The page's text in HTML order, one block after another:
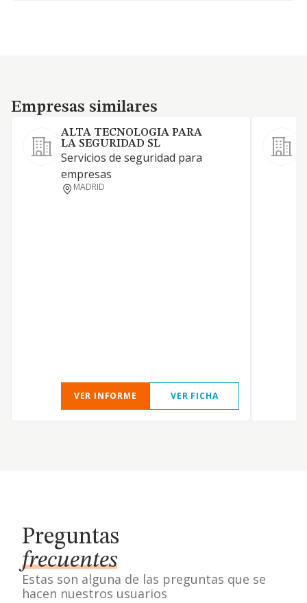
Empresas similares
Empresas similares
ALTA TECNOLOGIA PARA
LA SEGURIDAD SL
Servicios de seguridad para
empresas
MADRID
VER INFORME VER FICHA
Preguntas
frecuentes
Estas son alguna de las preguntas que se
hacen nuestros usuarios